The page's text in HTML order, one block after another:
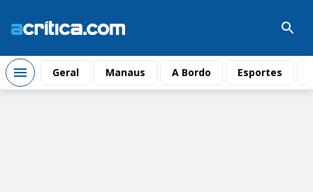
Geral Manaus A Bordo Esportes